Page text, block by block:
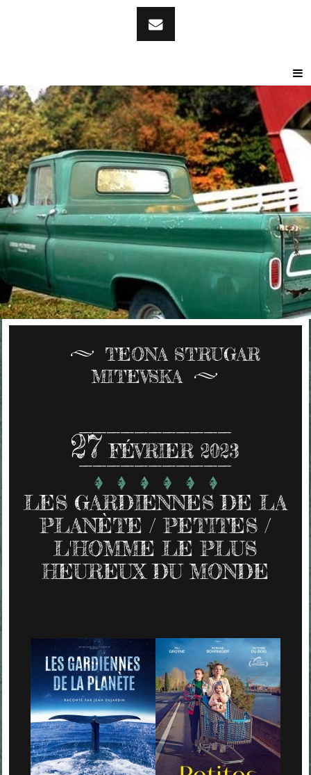
TEONA STRUGAR
MITEVSKA
27 FÉVRIER 2023
LES GARDIENNES DE LA
PLANÈTE / PETITES /
L'HOMME LE PLUS
HEUREUX DU MONDE